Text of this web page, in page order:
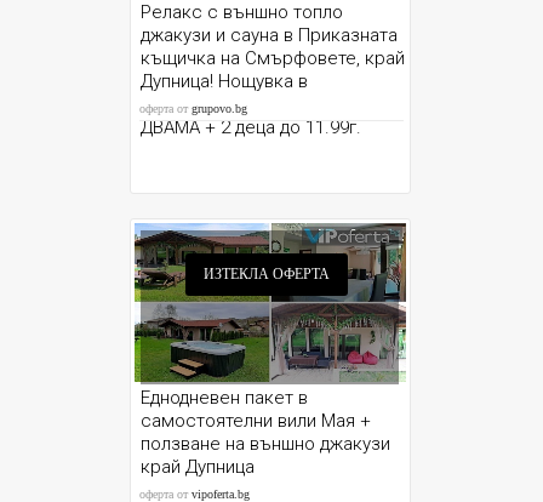
Релакс с външно топло
джакузи и сауна в Приказната
къщичка на Смърфовете, край
Дупница! Нощувка в
самостоятелна къщичка за
ДВАМА + 2 деца до 11.99г.
оферта отgrupovo.bg
ИЗТЕКЛА ОФЕРТА
Еднодневен пакет в
самостоятелни вили Мая +
ползване на външно джакузи
край Дупница
оферта отvipoferta.bg